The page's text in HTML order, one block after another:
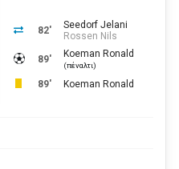
82'
Seedorf Jelani
Rossen Nils
89' Koeman Ronald
(πέναλτι)
89' Koeman Ronald